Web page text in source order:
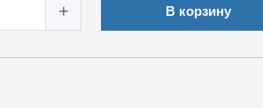
+ В корзину